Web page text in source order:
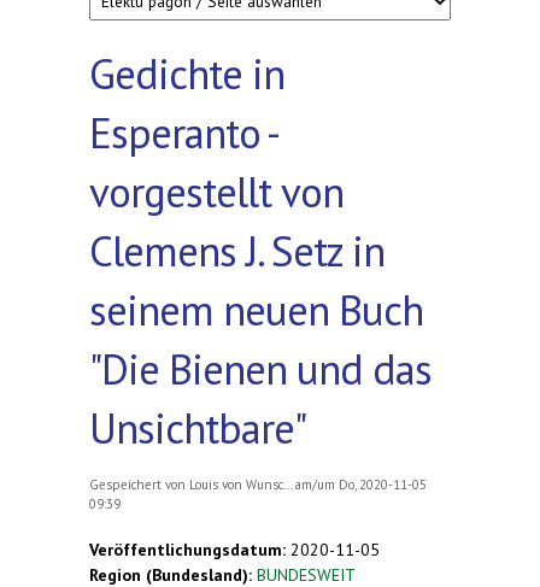
Gedichte in
Esperanto -
vorgestellt von
Clemens J. Setz in
seinem neuen Buch
"Die Bienen und das
Unsichtbare"
Gespeichert von Louis von Wunsc...
am/um Do, 2020-11-05
09:39
Veröffentlichungsdatum: 2020-11-05
Region (Bundesland): BUNDESWEIT